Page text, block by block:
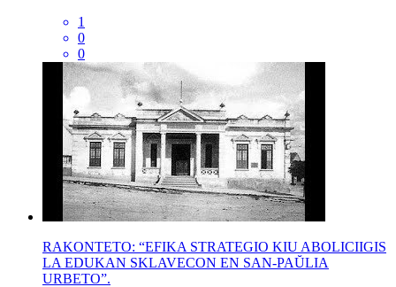
1
0
0
RAKONTETO: “EFIKA STRATEGIO KIU ABOLICIIGIS
LA EDUKAN SKLAVECON EN SAN-PAŬLIA
URBETO”.